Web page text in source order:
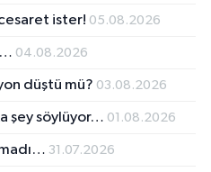
ister! 05.08.2026
04.08.2026
düştü mü? 03.08.2026
şey söylüyor… 01.08.2026
31.07.2026